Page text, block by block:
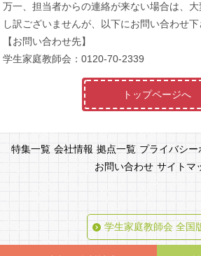
万一、担当者からの連絡が来ない場合は、
し訳ございませんが、以下にお問い合わせ下
【お問い合わせ先】
学生家庭教師会：0120-70-2339
トップページへ
特集一覧 会社情報 拠点一覧 プライバシー
お問い合わせ サイトマ
学生家庭教師会 全国